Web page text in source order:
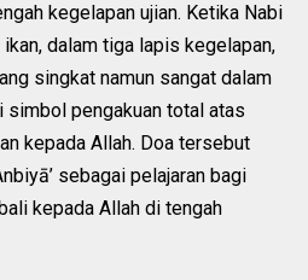
kegelapan ujian. Ketika Nabi
dalam tiga lapis kegelapan,
singkat namun sangat dalam
simbol pengakuan total atas
kepada Allah. Doa tersebut
sebagai pelajaran bagi
kepada Allah di tengah